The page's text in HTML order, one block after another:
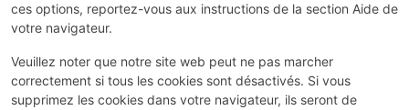
ces options, reportez-vous aux instructions de la section Aide de
votre navigateur.
Veuillez noter que notre site web peut ne pas marcher
correctement si tous les cookies sont désactivés. Si vous
supprimez les cookies dans votre navigateur, ils seront de